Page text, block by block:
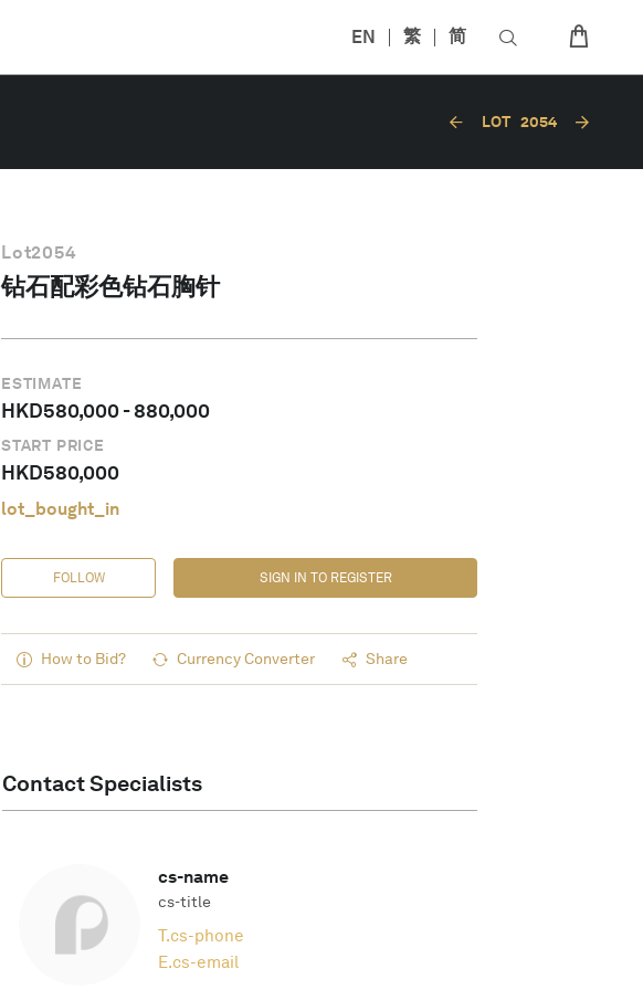
EN 繁 简
LOT 2054
Lot2054
钻石配彩色钻石胸针
ESTIMATE
HKD580,000-880,000
START PRICE
HKD580,000
lot_bought_in
FOLLOW SIGN IN TO REGISTER
How to Bid? Currency Converter Share
Contact Specialists
cs-name
cs-title
T.cs-phone
E.cs-email